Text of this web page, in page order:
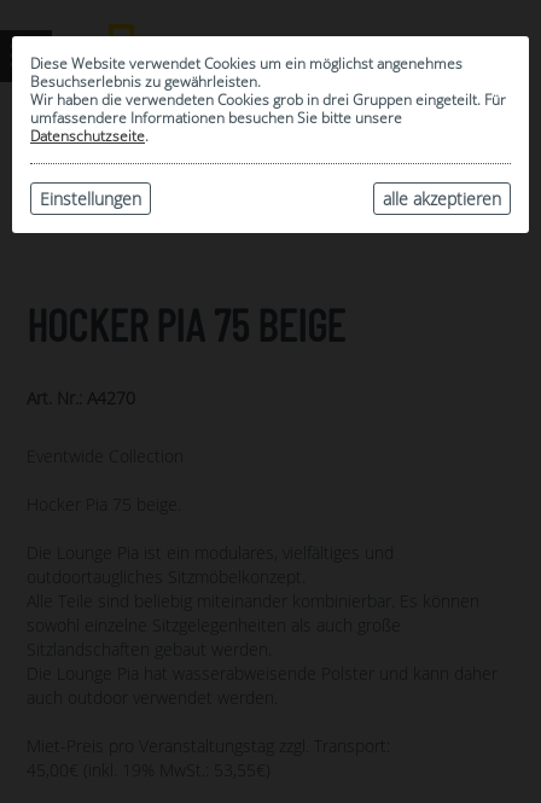
Diese Website verwendet Cookies um ein möglichst angenehmes
Besuchserlebnis zu gewährleisten.
Wir haben die verwendeten Cookies grob in drei Gruppen eingeteilt. Für
umfassendere Informationen besuchen Sie bitte unsere
Datenschutzseite.
alle akzeptieren
Einstellungen
ARCHIV
HOCKER PIA 75 BEIGE
Art. Nr.: A4270
Eventwide Collection
Hocker Pia 75 beige.
Die Lounge Pia ist ein modulares, vielfältiges und
outdoortaugliches Sitzmöbelkonzept.
Alle Teile sind beliebig miteinander kombinierbar. Es können
sowohl einzelne Sitzgelegenheiten als auch große
Sitzlandschaften gebaut werden.
Die Lounge Pia hat wasserabweisende Polster und kann daher
auch outdoor verwendet werden.
Miet-Preis pro Veranstaltungstag zzgl. Transport:
45,00€ (inkl. 19% MwSt.: 53,55€)